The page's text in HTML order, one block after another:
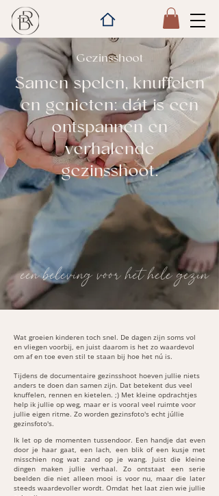
Gezinsshoot
Samen spelen, knuffelen
en genieten: dát is een
ontspannen en
verhalende
gezinsshoot.
een beleving voor het hele gezin
Wat groeien kinderen toch snel. De dagen zijn soms vol
en vliegen voorbij, en juist daarom is het zo waardevol
om af en toe even stil te staan bij hoe het nú is.
Tijdens de documentaire gezinsshoot hoeven jullie niets
anders te doen dan samen zijn. Dat betekent dus veel
knuffelen, rennen en kietelen. ;) Met kleine opdrachtjes
help ik jullie op weg, maar er is vooral veel ruimte voor
jullie eigen ritme. Zo worden gezinsfoto's echt júllie
gezinsfoto's.
Ik let op de momenten tussendoor. Een handje dat even
door je haar gaat, een lach, een blik of een kusje met
misschien nog wat zand op je wang. Juist die kleine
dingen maken jullie verhaal. Zo ontstaat een serie
beelden die niet alleen mooi is voor nu, maar die later
steeds waardevoller wordt. Omdat het laat zien wie jullie